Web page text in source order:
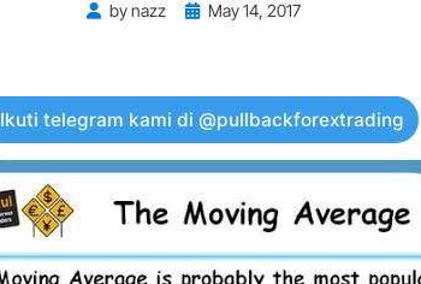
bynazz
PostedMay 14, 2017
Ikuti telegram kami di @pullbackforextrading